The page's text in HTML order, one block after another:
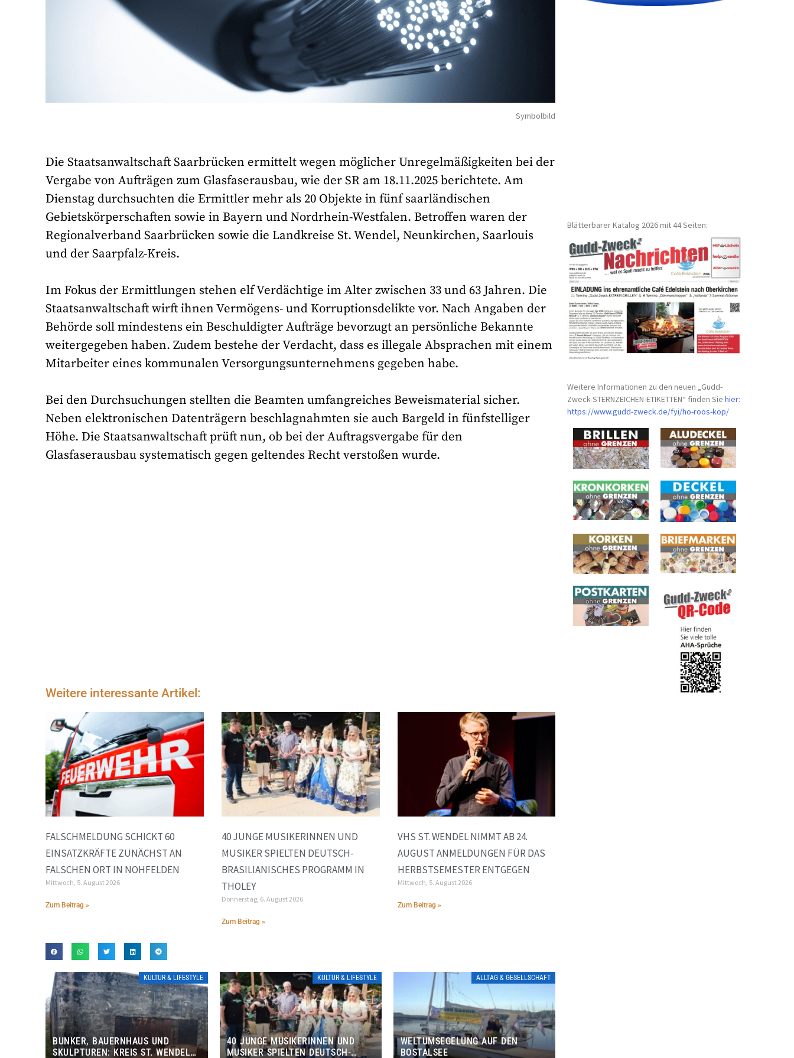
Symbolbild
Die Staatsanwaltschaft Saarbrücken ermittelt wegen möglicher Unregelmäßigkeiten bei der
Vergabe von Aufträgen zum Glasfaserausbau, wie der SR am 18.11.2025 berichtete. Am
Dienstag durchsuchten die Ermittler mehr als 20 Objekte in fünf saarländischen
Gebietskörperschaften sowie in Bayern und Nordrhein-Westfalen. Betroffen waren der
Regionalverband Saarbrücken sowie die Landkreise St. Wendel, Neunkirchen, Saarlouis
und der Saarpfalz-Kreis.
Im Fokus der Ermittlungen stehen elf Verdächtige im Alter zwischen 33 und 63 Jahren. Die
Staatsanwaltschaft wirft ihnen Vermögens- und Korruptionsdelikte vor. Nach Angaben der
Behörde soll mindestens ein Beschuldigter Aufträge bevorzugt an persönliche Bekannte
weitergegeben haben. Zudem bestehe der Verdacht, dass es illegale Absprachen mit einem
Mitarbeiter eines kommunalen Versorgungsunternehmens gegeben habe.
Bei den Durchsuchungen stellten die Beamten umfangreiches Beweismaterial sicher.
Neben elektronischen Datenträgern beschlagnahmten sie auch Bargeld in fünfstelliger
Höhe. Die Staatsanwaltschaft prüft nun, ob bei der Auftragsvergabe für den
Glasfaserausbau systematisch gegen geltendes Recht verstoßen wurde.
Weitere interessante Artikel:
FALSCHMELDUNG SCHICKT 60
EINSATZKRÄFTE ZUNÄCHST AN
FALSCHEN ORT IN NOHFELDEN
Mittwoch, 5. August 2026
Zum Beitrag »
40 JUNGE MUSIKERINNEN UND
MUSIKER SPIELTEN DEUTSCH-
BRASILIANISCHES PROGRAMM IN
THOLEY
Donnerstag, 6. August 2026
Zum Beitrag »
VHS ST. WENDEL NIMMT AB 24.
AUGUST ANMELDUNGEN FÜR DAS
HERBSTSEMESTER ENTGEGEN
Mittwoch, 5. August 2026
Zum Beitrag »
KULTUR & LIFESTYLE
BUNKER, BAUERNHAUS UND
SKULPTUREN: KREIS ST. WENDEL
KULTUR & LIFESTYLE
40 JUNGE MUSIKERINNEN UND
MUSIKER SPIELTEN DEUTSCH-
ALLTAG & GESELLSCHAFT
WELTUMSEGELUNG AUF DEN
BOSTALSEE
Blätterbarer Katalog 2026 mit 44 Seiten:
Weitere Informationen zu den neuen „Gudd-
Zweck-STERNZEICHEN-ETIKETTEN“ finden Siehier:
https://www.gudd-zweck.de/fyi/ho-roos-kop/